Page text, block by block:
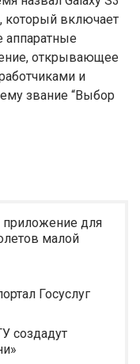
который включает
аппаратные
открывающее
и
звание “Выбор
приложение для
малой
Госуслуг
создадут